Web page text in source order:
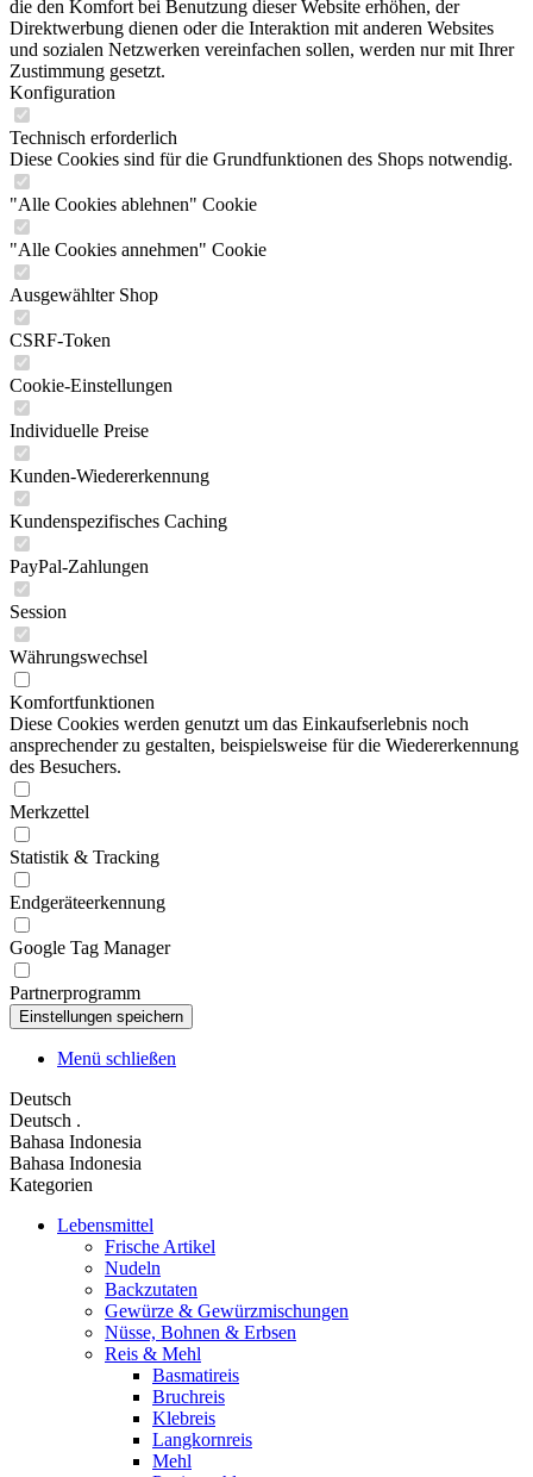
die den Komfort bei Benutzung dieser Website erhöhen, der
Direktwerbung dienen oder die Interaktion mit anderen Websites
und sozialen Netzwerken vereinfachen sollen, werden nur mit Ihrer
Zustimmung gesetzt.
Konfiguration
Technisch erforderlich
Diese Cookies sind für die Grundfunktionen des Shops notwendig.
"Alle Cookies ablehnen" Cookie
"Alle Cookies annehmen" Cookie
Ausgewählter Shop
CSRF-Token
Cookie-Einstellungen
Individuelle Preise
Kunden-Wiedererkennung
Kundenspezifisches Caching
PayPal-Zahlungen
Session
Währungswechsel
Komfortfunktionen
Diese Cookies werden genutzt um das Einkaufserlebnis noch
ansprechender zu gestalten, beispielsweise für die Wiedererkennung
des Besuchers.
Merkzettel
Statistik & Tracking
Endgeräteerkennung
Google Tag Manager
Partnerprogramm
Menü schließen
Deutsch
Deutsch .
Bahasa Indonesia
Bahasa Indonesia
Kategorien
Lebensmittel
Frische Artikel
Nudeln
Backzutaten
Gewürze & Gewürzmischungen
Nüsse, Bohnen & Erbsen
Reis & Mehl
Basmatireis
Bruchreis
Klebreis
Langkornreis
Mehl